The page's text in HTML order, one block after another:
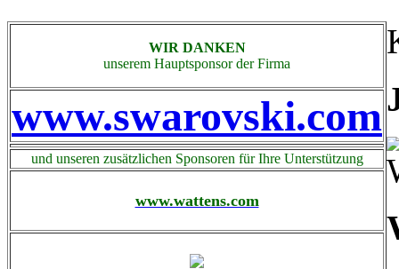
WIR DANKEN
unserem Hauptsponsor der Firma
www.swarovski.com
und unseren zusätzlichen Sponsoren für Ihre Unterstützung
www.wattens.com